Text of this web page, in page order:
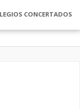
CONCERTADOS